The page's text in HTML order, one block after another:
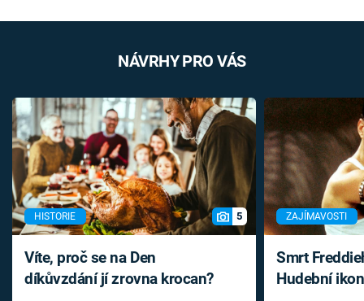
NÁVRHY PRO VÁS
HISTORIE 5
Víte, proč se na Den
díkůvzdání jí zrovna krocan?
ZAJÍMAVOSTI
Smrt
Hudební